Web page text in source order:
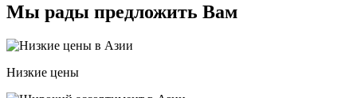
Мы рады предложить Вам
Низкие цены